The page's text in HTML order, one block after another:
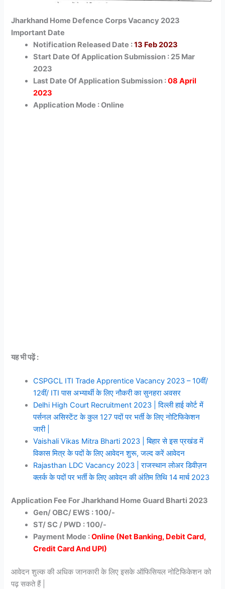
Jharkhand Home Defence Corps Vacancy 2023
Important Date
Notification Released Date :13 Feb 2023
Start Date Of Application Submission : 25 Mar
2023
Last Date Of Application Submission :08 April
2023
Application Mode : Online
यह भी पढ़ें :
CSPGCL ITI Trade Apprentice Vacancy 2023 – 10वीं/
12वीं/ ITI पास अभ्यार्थी के लिए नौकरी का सुनहरा अवसर
Delhi High Court Recruitment 2023 | दिल्ली हाई कोर्ट में
पर्सनल असिस्टेंट के कुल 127 पदों पर भर्ती के लिए नोटिफिकेशन
जारी |
Vaishali Vikas Mitra Bharti 2023 | बिहार से इस प्रखंड में
विकास मित्र के पदों के लिए आवेदन शुरू, जल्द करें आवेदन
Rajasthan LDC Vacancy 2023 | राजस्थान लोअर डिवीज़न
क्लर्क के पदों पर भर्ती के लिए आवेदन की अंतिम तिथि 14 मार्च 2023
Application Fee For Jharkhand Home Guard Bharti 2023
Gen/ OBC/ EWS : 100/-
ST/ SC / PWD : 100/-
Payment Mode :Online (Net Banking, Debit Card,
Credit Card And UPI)
आवेदन शुल्क की अधिक जानकारी के लिए इसके ऑफिसियल नोटिफिकेशन को
पढ़ सकते हैं |